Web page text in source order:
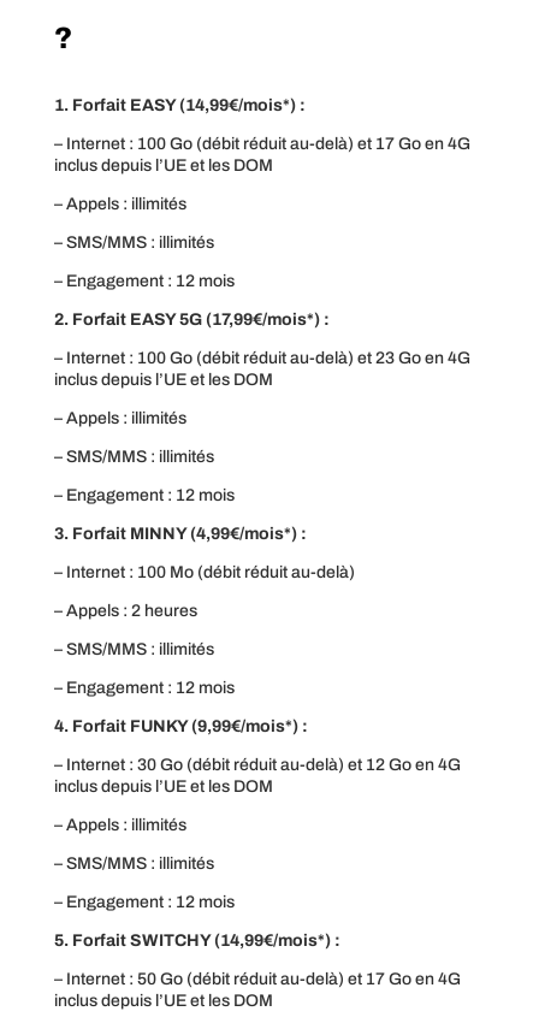
?
1. Forfait EASY (14,99€/mois*) :
– Internet : 100 Go (débit réduit au-delà) et 17 Go en 4G
inclus depuis l’UE et les DOM
– Appels : illimités
– SMS/MMS : illimités
– Engagement : 12 mois
2. Forfait EASY 5G (17,99€/mois*) :
– Internet : 100 Go (débit réduit au-delà) et 23 Go en 4G
inclus depuis l’UE et les DOM
– Appels : illimités
– SMS/MMS : illimités
– Engagement : 12 mois
3. Forfait MINNY (4,99€/mois*) :
– Internet : 100 Mo (débit réduit au-delà)
– Appels : 2 heures
– SMS/MMS : illimités
– Engagement : 12 mois
4. Forfait FUNKY (9,99€/mois*) :
– Internet : 30 Go (débit réduit au-delà) et 12 Go en 4G
inclus depuis l’UE et les DOM
– Appels : illimités
– SMS/MMS : illimités
– Engagement : 12 mois
5. Forfait SWITCHY (14,99€/mois*) :
– Internet : 50 Go (débit réduit au-delà) et 17 Go en 4G
inclus depuis l’UE et les DOM